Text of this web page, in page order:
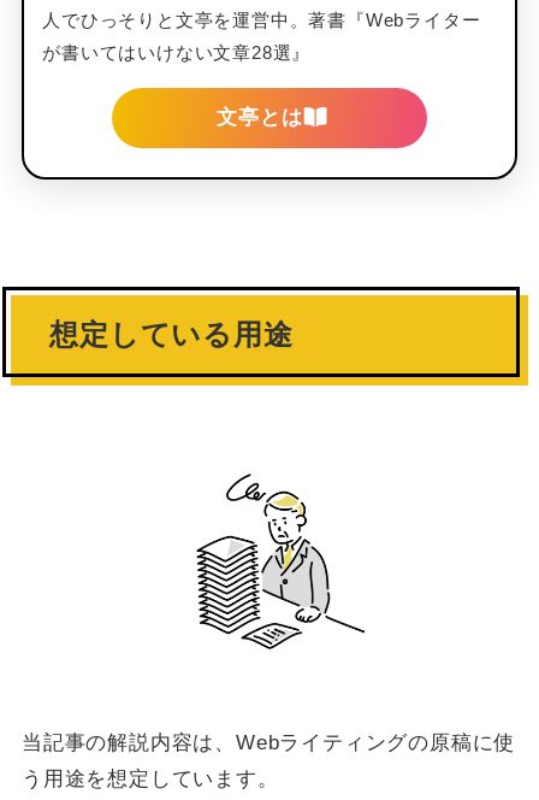
人でひっそりと文亭を運営中。著書『Webライター
が書いてはいけない文章28選』
文亭とは
想定している用途
当記事の解説内容は、Webライティングの原稿に使
う用途を想定しています。